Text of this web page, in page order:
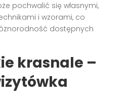
pochwalić się własnymi,
i wzorami, co
dostępnych
krasnale –